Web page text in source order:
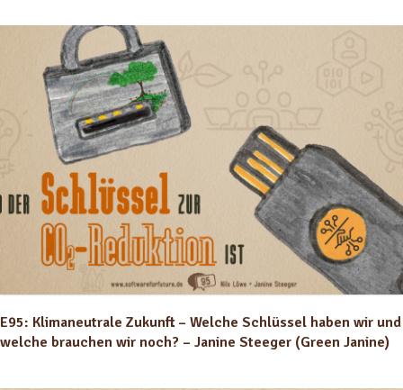
E95: Klimaneutrale Zukunft – Welche Schlüssel haben wir und
welche brauchen wir noch? – Janine Steeger (Green Janine)